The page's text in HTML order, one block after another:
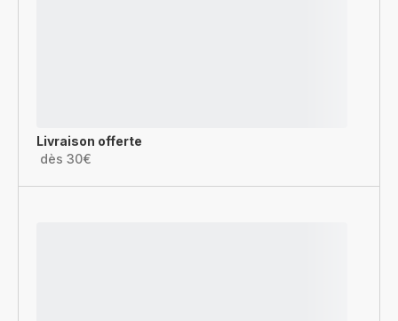
Livraison offerte
dès 30€